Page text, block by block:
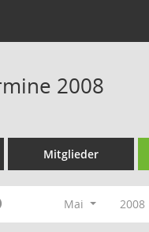
2008
Mitglieder
Mai 2008